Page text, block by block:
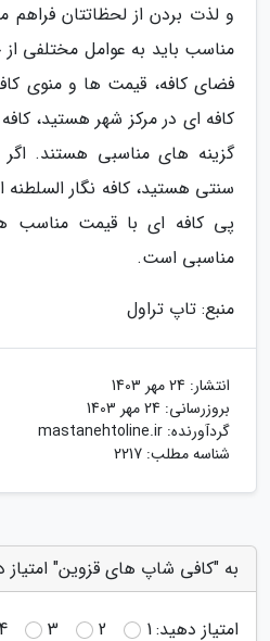
و لذت بردن از لحظاتتان فراهم
مناسب باید به عوامل مختلفی
فضای کافه، قیمت ها و منوی
کافه ای در مرکز شهر هستید،
گزینه های مناسبی هستند.
سنتی هستید، کافه نگار
پی کافه ای با قیمت مناسب
مناسبی است.
منبع: تاپ تراول
انتشار: 24 مهر 1403
بروزرسانی: 24 مهر 1403
گردآورنده: mastanehtoline.ir
شناسه مطلب: 2217
به "کافی شاپ های قزوین" امتیاز
امتیاز دهید:1
2
3
4